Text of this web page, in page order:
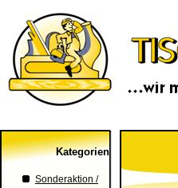
Kategorien
Sonderaktion /